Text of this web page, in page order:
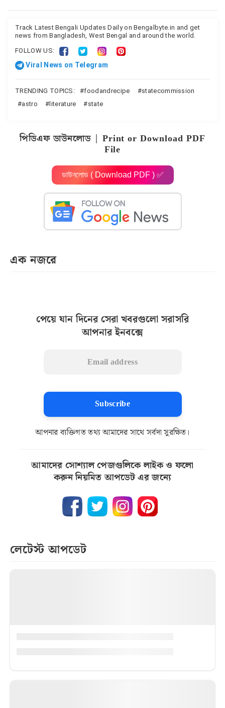
Track Latest Bengali Updates Daily on Bengalbyte.in and get
news from Bangladesh, West Bengal and around the world.
FOLLOW US:
Viral News on Telegram
TRENDING TOPICS: foodandrecipe
statecommission
astro
literature state
পিডিএফ ডাউনলোড | Print or Download PDF
File
ডাউনলোড ( Download PDF ) ✅
এক নজরে
পেয়ে যান দিনের সেরা খবরগুলো সরাসরি
আপনার ইনবক্সে
Subscribe
আপনার ব্যক্তিগত তথ্য আমাদের সাথে সর্বদা সুরক্ষিত।
আমাদের সোশ্যাল পেজগুলিকে লাইক ও ফলো
করুন নিয়মিত আপডেট এর জন্যে
লেটেস্ট আপডেট